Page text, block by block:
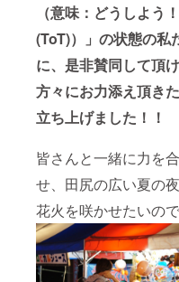
（意味：どうしよう
(ToT)）」の状態の私
に、是非賛同して頂
方々にお力添え頂きた
立ち上げました！！
皆さんと一緒に力を
せ、田尻の広い夏の
花火を咲かせたいの